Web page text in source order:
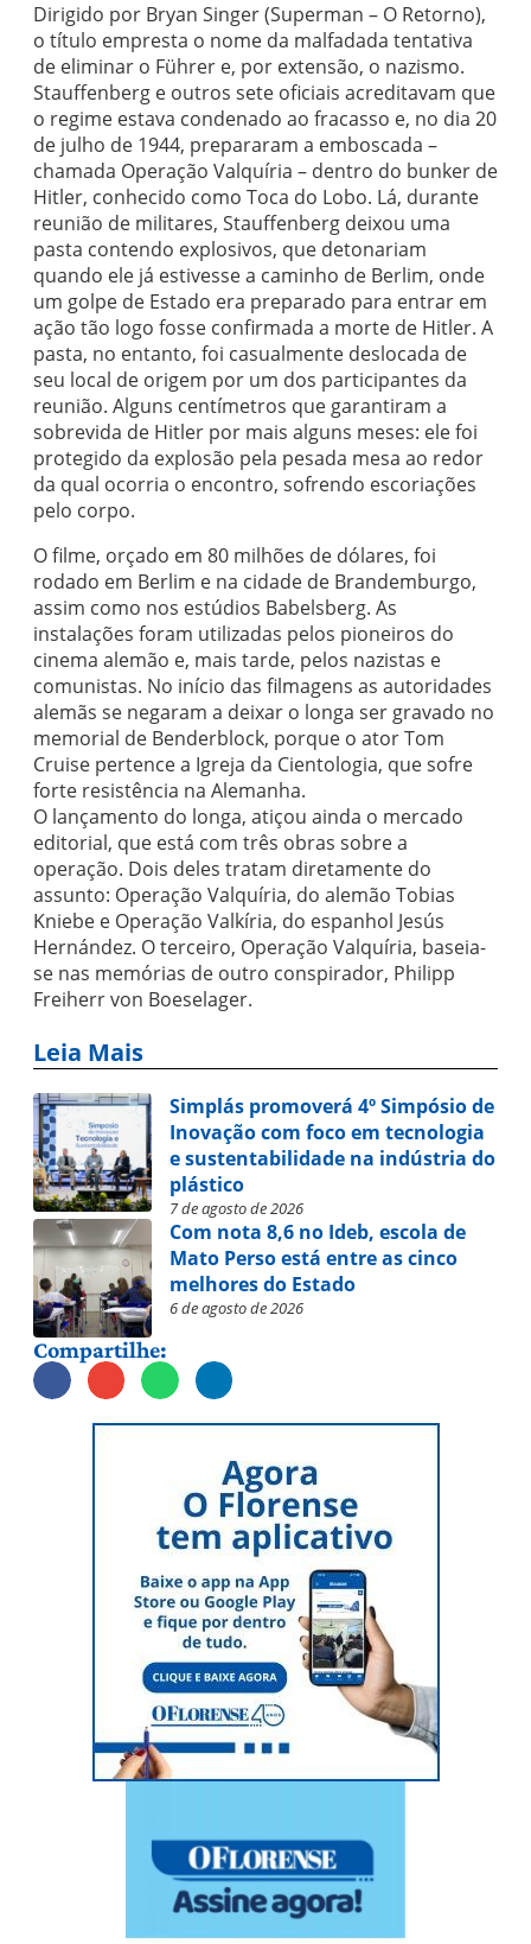
Dirigido por Bryan Singer (Superman – O Retorno),
o título empresta o nome da malfadada tentativa
de eliminar o Führer e, por extensão, o nazismo.
Stauffenberg e outros sete oficiais acreditavam que
o regime estava condenado ao fracasso e, no dia 20
de julho de 1944, prepararam a emboscada –
chamada Operação Valquíria – dentro do bunker de
Hitler, conhecido como Toca do Lobo. Lá, durante
reunião de militares, Stauffenberg deixou uma
pasta contendo explosivos, que detonariam
quando ele já estivesse a caminho de Berlim, onde
um golpe de Estado era preparado para entrar em
ação tão logo fosse confirmada a morte de Hitler. A
pasta, no entanto, foi casualmente deslocada de
seu local de origem por um dos participantes da
reunião. Alguns centímetros que garantiram a
sobrevida de Hitler por mais alguns meses: ele foi
protegido da explosão pela pesada mesa ao redor
da qual ocorria o encontro, sofrendo escoriações
pelo corpo.
O filme, orçado em 80 milhões de dólares, foi
rodado em Berlim e na cidade de Brandemburgo,
assim como nos estúdios Babelsberg. As
instalações foram utilizadas pelos pioneiros do
cinema alemão e, mais tarde, pelos nazistas e
comunistas. No início das filmagens as autoridades
alemãs se negaram a deixar o longa ser gravado no
memorial de Benderblock, porque o ator Tom
Cruise pertence a Igreja da Cientologia, que sofre
forte resistência na Alemanha.
O lançamento do longa, atiçou ainda o mercado
editorial, que está com três obras sobre a
operação. Dois deles tratam diretamente do
assunto: Operação Valquíria, do alemão Tobias
Kniebe e Operação Valkíria, do espanhol Jesús
Hernández. O terceiro, Operação Valquíria, baseia-
se nas memórias de outro conspirador, Philipp
Freiherr von Boeselager.
Leia Mais
Simplás promoverá 4º Simpósio de
Inovação com foco em tecnologia
e sustentabilidade na indústria do
plástico
7 de agosto de 2026
Com nota 8,6 no Ideb, escola de
Mato Perso está entre as cinco
melhores do Estado
6 de agosto de 2026
Compartilhe: